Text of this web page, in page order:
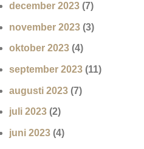
december 2023 (7)
november 2023 (3)
oktober 2023 (4)
september 2023 (11)
augusti 2023 (7)
juli 2023 (2)
juni 2023 (4)